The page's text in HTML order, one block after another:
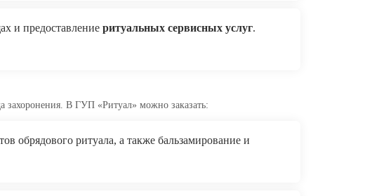
и предоставление ритуальных сервисных услуг.
захоронения. В ГУП «Ритуал» можно заказать:
обрядового ритуала, а также бальзамирование и